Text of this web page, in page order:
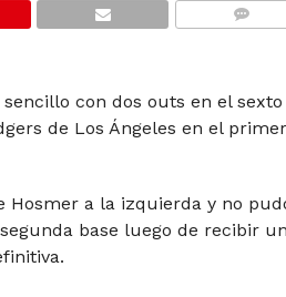
con dos outs en el
de Los Ángeles en el
Hosmer a la izquierda y no
base luego de recibir